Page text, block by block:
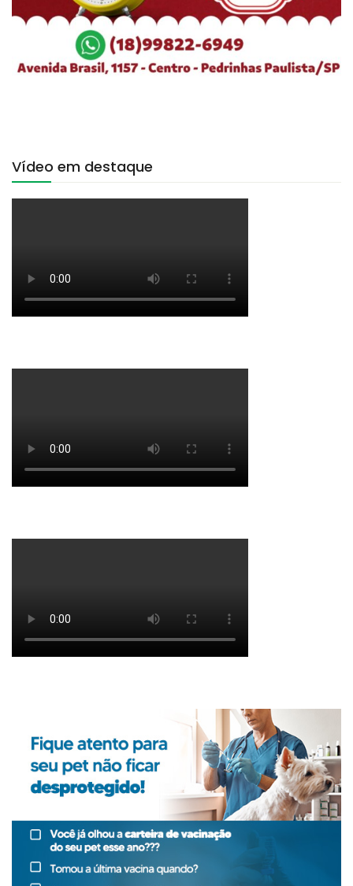
Vídeo em destaque